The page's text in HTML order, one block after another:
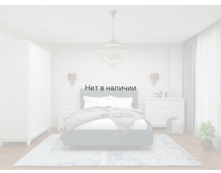
Нет в наличии